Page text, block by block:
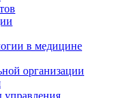
в медицине
организации
управления